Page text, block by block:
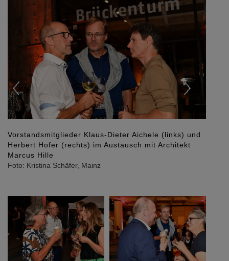
Vorstandsmitglieder Klaus-Dieter Aichele (links) und
Herbert Hofer (rechts) im Austausch mit Architekt
Marcus Hille
Foto: Kristina Schäfer, Mainz